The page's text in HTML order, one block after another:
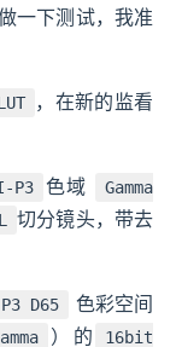
一下测试，我准
，在新的监看
P3 色域
Gamma
切分镜头，带去
D65
色彩空间
）的 16bit